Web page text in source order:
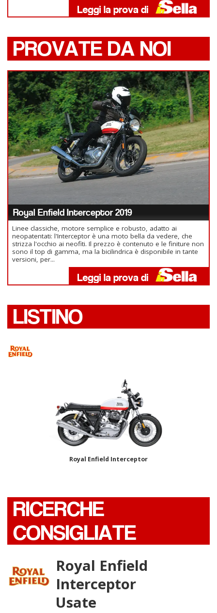
PROVATE DA NOI
Royal Enfield Interceptor 2019
Linee classiche, motore semplice e robusto, adatto ai
neopatentati: l'Interceptor è una moto bella da vedere, che
strizza l'occhio ai neofiti. Il prezzo è contenuto e le finiture non
sono il top di gamma, ma la bicilindrica è disponibile in tante
versioni, per...
LISTINO
Royal Enfield Interceptor
RICERCHE
CONSIGLIATE
Royal Enfield
Interceptor
Usate